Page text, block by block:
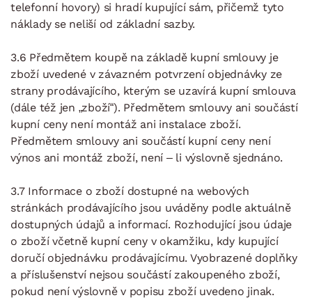
telefonní hovory) si hradí kupující sám, přičemž tyto
náklady se neliší od základní sazby.
3.6 Předmětem koupě na základě kupní smlouvy je
zboží uvedené v závazném potvrzení objednávky ze
strany prodávajícího, kterým se uzavírá kupní smlouva
(dále též jen „zboží“). Předmětem smlouvy ani součástí
kupní ceny není montáž ani instalace zboží.
Předmětem smlouvy ani součástí kupní ceny není
výnos ani montáž zboží, není – li výslovně sjednáno.
3.7 Informace o zboží dostupné na webových
stránkách prodávajícího jsou uváděny podle aktuálně
dostupných údajů a informací. Rozhodující jsou údaje
o zboží včetně kupní ceny v okamžiku, kdy kupující
doručí objednávku prodávajícímu. Vyobrazené doplňky
a příslušenství nejsou součástí zakoupeného zboží,
pokud není výslovně v popisu zboží uvedeno jinak.